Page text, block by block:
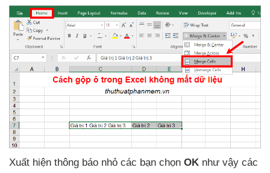
Xuất hiện thông báo nhỏ các bạn chọn OK như vậy các